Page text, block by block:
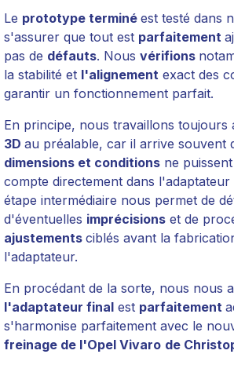
Le prototype terminé est testé dans
s'assurer que tout est parfaitement
pas de défauts. Nous vérifions
la stabilité et l'alignement exact des
garantir un fonctionnement parfait.
En principe, nous travaillons toujours
3D au préalable, car il arrive souvent
dimensions et conditions ne
compte directement dans l'adaptateur
étape intermédiaire nous permet de
d'éventuelles imprécisions et de
ajustements ciblés avant la
l'adaptateur.
En procédant de la sorte, nous nous
l'adaptateur final est parfaitement
s'harmonise parfaitement avec le
freinage de l'Opel Vivaro de